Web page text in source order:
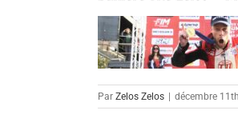
Par Zelos Zelos décembre